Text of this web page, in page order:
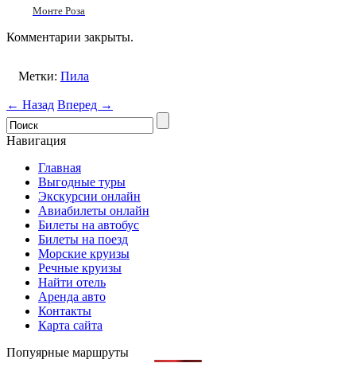
Монте Роза
Комментарии закрыты.
Метки: Пила
← Назад Вперед →
Навигация
Главная
Выгодные туры
Экскурсии онлайн
Авиабилеты онлайн
Билеты на автобус
Билеты на поезд
Морские круизы
Речные круизы
Найти отель
Аренда авто
Контакты
Карта сайта
Попуярные маршруты